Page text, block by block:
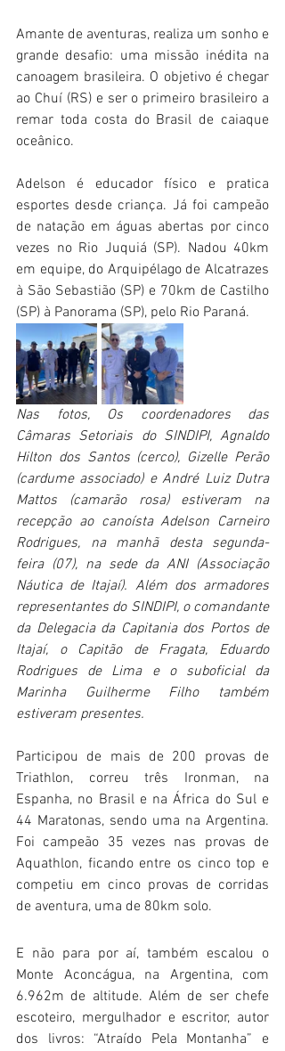
Amante de aventuras, realiza um sonho e
grande desafio: uma missão inédita na
canoagem brasileira. O objetivo é chegar
ao Chuí (RS) e ser o primeiro brasileiro a
remar toda costa do Brasil de caiaque
oceânico.
Adelson é educador físico e pratica
esportes desde criança. Já foi campeão
de natação em águas abertas por cinco
vezes no Rio Juquiá (SP). Nadou 40km
em equipe, do Arquipélago de Alcatrazes
à São Sebastião (SP) e 70km de Castilho
(SP) à Panorama (SP), pelo Rio Paraná.
Nas fotos, Os coordenadores das
Câmaras Setoriais do SINDIPI, Agnaldo
Hilton dos Santos (cerco), Gizelle Perão
(cardume associado) e André Luiz Dutra
Mattos (camarão rosa) estiveram na
recepção ao canoísta Adelson Carneiro
Rodrigues, na manhã desta segunda-
feira (07), na sede da ANI (Associação
Náutica de Itajaí). Além dos armadores
representantes do SINDIPI, o comandante
da Delegacia da Capitania dos Portos de
Itajaí, o Capitão de Fragata, Eduardo
Rodrigues de Lima e o suboficial da
Marinha Guilherme Filho também
estiveram presentes.
Participou de mais de 200 provas de
Triathlon, correu três Ironman, na
Espanha, no Brasil e na África do Sul e
44 Maratonas, sendo uma na Argentina.
Foi campeão 35 vezes nas provas de
Aquathlon, ficando entre os cinco top e
competiu em cinco provas de corridas
de aventura, uma de 80km solo.
E não para por aí, também escalou o
Monte Aconcágua, na Argentina, com
6.962m de altitude. Além de ser chefe
escoteiro, mergulhador e escritor, autor
dos livros: “Atraído Pela Montanha” e